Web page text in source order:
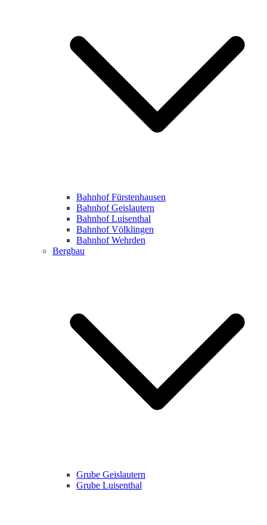
Bahnhof Fürstenhausen
Bahnhof Geislautern
Bahnhof Luisenthal
Bahnhof Völklingen
Bahnhof Wehrden
Bergbau
Grube Geislautern
Grube Luisenthal